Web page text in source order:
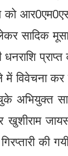
को
सादिक मूसा
प्राप्त
विवेचना कर
अभियुक्त
खुशीराम
गिरप्तारी